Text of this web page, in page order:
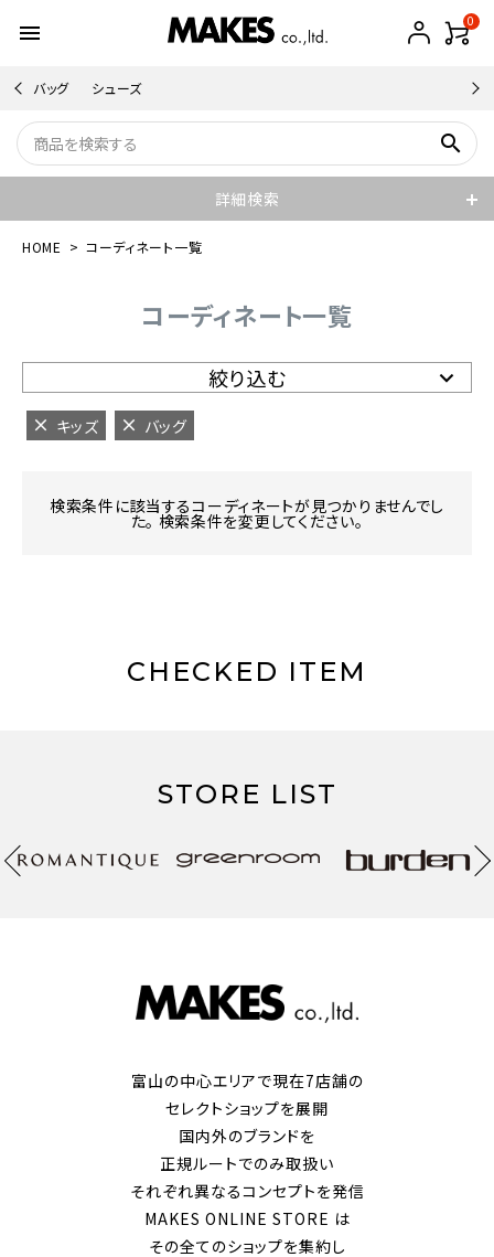
menu 0
バッグ シューズ
search
詳細検索
HOME コーディネート一覧
コーディネート一覧
絞り込む
キッズ バッグ
検索条件に該当するコーディネートが見つかりませんでし
た。 検索条件を変更してください。
CHECKED ITEM
STORE LIST
富山の中心エリアで現在7店舗の
セレクトショップを展開
国内外のブランドを
正規ルートでのみ取扱い
それぞれ異なるコンセプトを発信
MAKES ONLINE STORE は
その全てのショップを集約し